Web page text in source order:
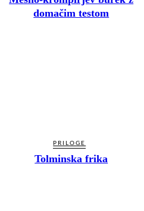
domačim testom
PRILOGE
Tolminska frika